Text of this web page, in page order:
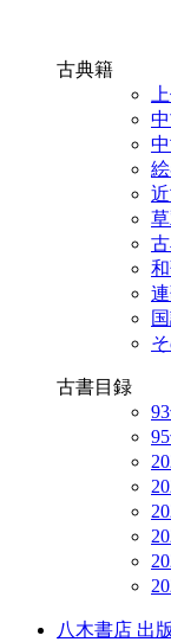
古典籍
古書目録
八木書店 出